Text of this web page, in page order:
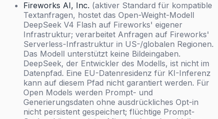
Fireworks AI, Inc. (aktiver Standard für kompatible
Textanfragen, hostet das Open-Weight-Modell
DeepSeek V4 Flash auf Fireworks' eigener
Infrastruktur; verarbeitet Anfragen auf Fireworks'
Serverless-Infrastruktur in US-/globalen Regionen.
Das Modell unterstützt keine Bildeingaben.
DeepSeek, der Entwickler des Modells, ist nicht im
Datenpfad. Eine EU-Datenresidenz für KI-Inferenz
kann auf diesem Pfad nicht garantiert werden. Für
Open Models werden Prompt- und
Generierungsdaten ohne ausdrückliches Opt-in
nicht persistent gespeichert; flüchtige Prompt-